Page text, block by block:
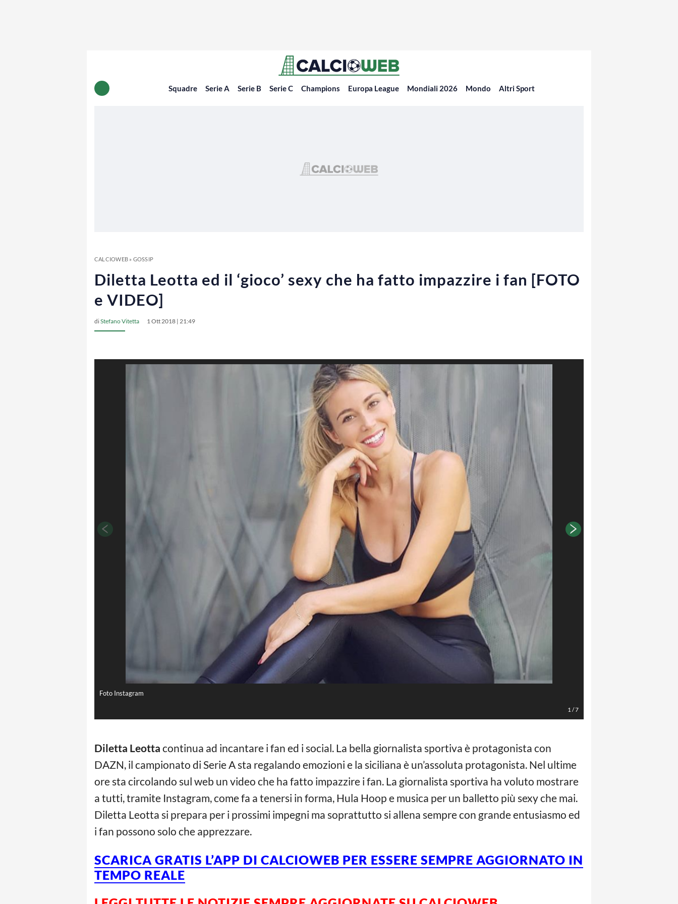
Squadre Serie A Serie B Serie C Champions Europa League Mondiali 2026 Mondo Altri Sport
CALCIOWEB» GOSSIP
Diletta Leotta ed il ‘gioco’ sexy che ha fatto impazzire i fan [FOTO
e VIDEO]
diStefano Vitetta 1 Ott 2018 | 21:49
Foto Instagram
1/7
Diletta Leotta continua ad incantare i fan ed i social. La bella giornalista sportiva è protagonista con
DAZN, il campionato di Serie A sta regalando emozioni e la siciliana è un’assoluta protagonista. Nel ultime
ore sta circolando sul web un video che ha fatto impazzire i fan. La giornalista sportiva ha voluto mostrare
a tutti, tramite Instagram, come fa a tenersi in forma, Hula Hoop e musica per un balletto più sexy che mai.
Diletta Leotta si prepara per i prossimi impegni ma soprattutto si allena sempre con grande entusiasmo ed
i fan possono solo che apprezzare.
SCARICA GRATIS L’APP DI CALCIOWEB PER ESSERE SEMPRE AGGIORNATO IN
TEMPO REALE